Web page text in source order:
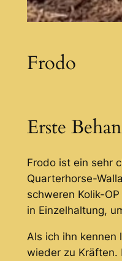
Frodo
Erste
Frodo ist ein sehr
Quarterhorse-
schweren Kolik-
in Einzelhaltung,
Als ich ihn kennen
wieder zu Kräften.